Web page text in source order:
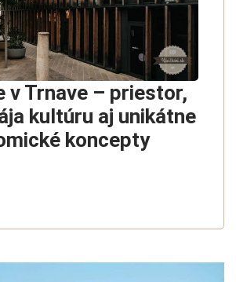
v Trnave – priestor,
kultúru aj unikátne
koncepty